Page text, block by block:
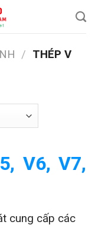
/ THÉP V
V6, V7,
cung cấp các